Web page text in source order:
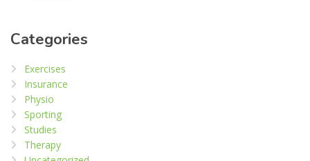
Categories
Exercises
Insurance
Physio
Sporting
Studies
Therapy